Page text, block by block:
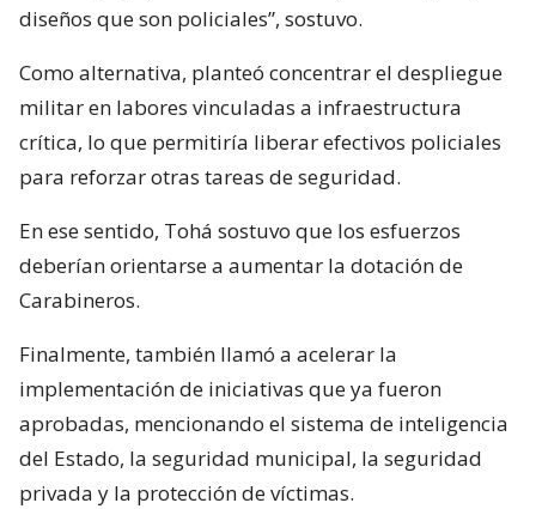
diseños que son policiales”, sostuvo.
Como alternativa, planteó concentrar el despliegue
militar en labores vinculadas a infraestructura
crítica, lo que permitiría liberar efectivos policiales
para reforzar otras tareas de seguridad.
En ese sentido, Tohá sostuvo que los esfuerzos
deberían orientarse a aumentar la dotación de
Carabineros.
Finalmente, también llamó a acelerar la
implementación de iniciativas que ya fueron
aprobadas, mencionando el sistema de inteligencia
del Estado, la seguridad municipal, la seguridad
privada y la protección de víctimas.